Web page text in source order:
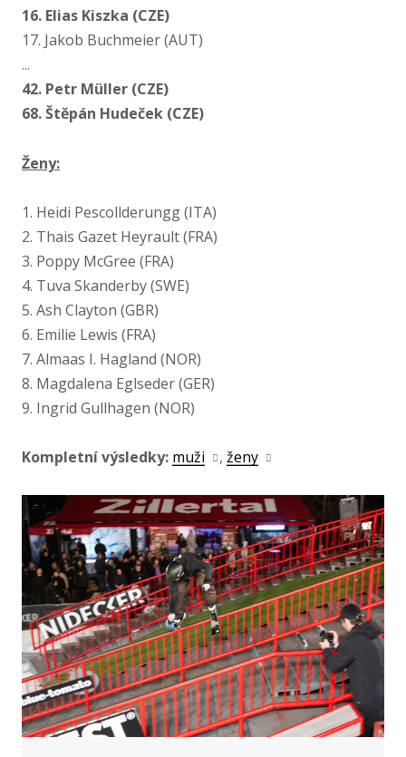
16. Elias Kiszka (CZE)
17. Jakob Buchmeier (AUT)
...
42. Petr Müller (CZE)
68. Štěpán Hudeček (CZE)
Ženy:
1. Heidi Pescollderungg (ITA)
2. Thais Gazet Heyrault (FRA)
3. Poppy McGree (FRA)
4. Tuva Skanderby (SWE)
5. Ash Clayton (GBR)
6. Emilie Lewis (FRA)
7. Almaas I. Hagland (NOR)
8. Magdalena Eglseder (GER)
9. Ingrid Gullhagen (NOR)
Kompletní výsledky: muži , ženy